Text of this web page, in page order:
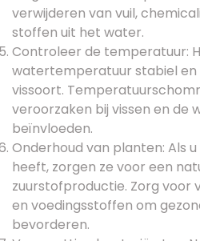
verwijderen van vuil,
stoffen uit het water.
Controleer de temperatuur:
watertemperatuur stabiel en
vissoort.
veroorzaken bij vissen en de
beïnvloeden.
Onderhoud van planten: Als
heeft, zorgen ze voor een
zuurstofproductie. Zorg voor
en voedingsstoffen om
bevorderen.